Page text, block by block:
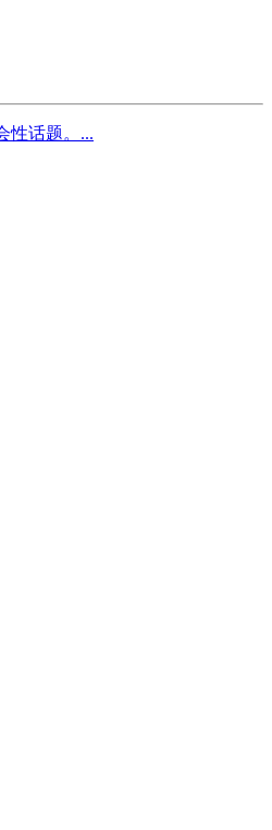
性话题。...